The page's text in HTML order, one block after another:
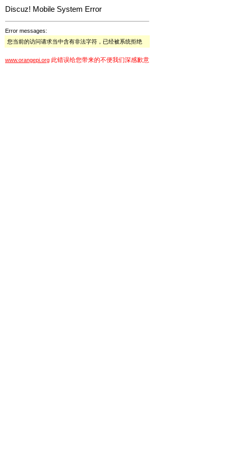
Discuz! Mobile System Error
Error messages:
您当前的访问请求当中含有非法字符，已经被系统拒绝
www.orangepi.org 此错误给您带来的不便我们深感歉意